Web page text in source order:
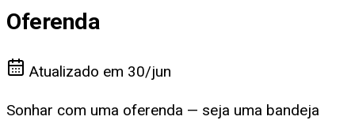
Oferenda
Atualizado em 30/jun
Sonhar com uma oferenda — seja uma bandeja